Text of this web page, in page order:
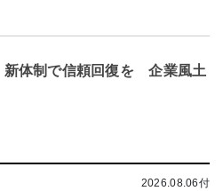
新体制で信頼回復を 企業風土
2026.08.06付